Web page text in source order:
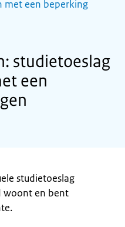
met een beperking
studietoeslag
een
studietoeslag
woont en bent